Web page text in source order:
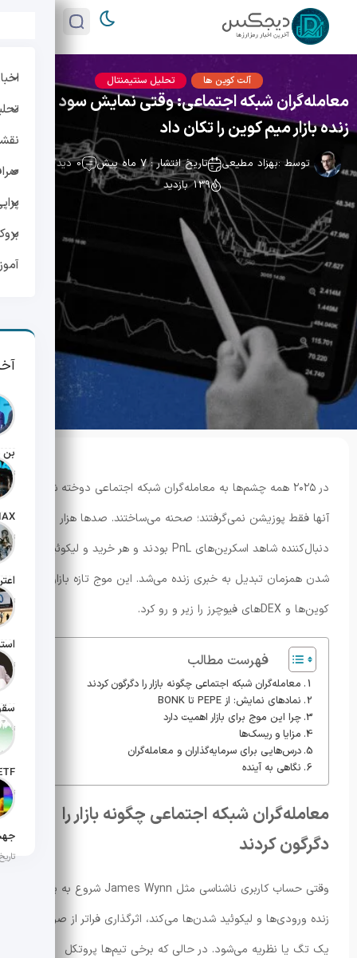
تاریخ
تاریخ
تاریخ
تاریخ
تاریخ
تاریخ
تاریخ
آلت کوین ها تحلیل سنتیمنتال
معامله‌گران شبکه اجتماعی: وقتی نمایش سود و زیان
زنده بازار میم کوین را تکان داد
توسط :بهزاد مطیعی تاریخ انتشار : 7 ماه پیش
0 دیدگاه
139 بازدید
در ۲۰۲۵ همه چشم‌ها به معامله‌گران شبکه اجتماعی دوخته شد.
آنها فقط پوزیشن نمی‌گرفتند؛ صحنه می‌ساختند. صدها هزار
دنبال‌کننده شاهد اسکرین‌های PnL بودند و هر خرید و لیکوئید
شدن همزمان تبدیل به خبری زنده می‌شد. این موج تازه بازار میم
کوین‌ها و DEXهای فیوچرز را زیر و رو کرد.
فهرست مطالب
معامله‌گران شبکه اجتماعی چگونه بازار را دگرگون کردند
نمادهای نمایش: از PEPE تا BONK
چرا این موج برای بازار اهمیت دارد
مزایا و ریسک‌ها
درس‌هایی برای سرمایه‌گذاران و معامله‌گران
نگاهی به آینده
معامله‌گران شبکه اجتماعی چگونه بازار را
دگرگون کردند
وقتی حساب کاربری ناشناسی مثل James Wynn شروع به پخش
زنده ورودی‌ها و لیکوئید شدن‌ها می‌کند، اثرگذاری فراتر از صرف
یک تگ یا نظریه می‌شود. در حالی که برخی تیم‌ها پروتکل